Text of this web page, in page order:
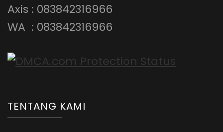
Axis : 083842316966
WA : 083842316966
TENTANG KAMI